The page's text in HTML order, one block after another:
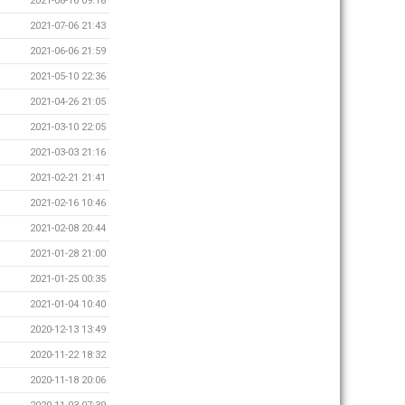
2021-07-06 21:43
2021-06-06 21:59
2021-05-10 22:36
2021-04-26 21:05
2021-03-10 22:05
2021-03-03 21:16
2021-02-21 21:41
2021-02-16 10:46
2021-02-08 20:44
2021-01-28 21:00
2021-01-25 00:35
2021-01-04 10:40
2020-12-13 13:49
2020-11-22 18:32
2020-11-18 20:06